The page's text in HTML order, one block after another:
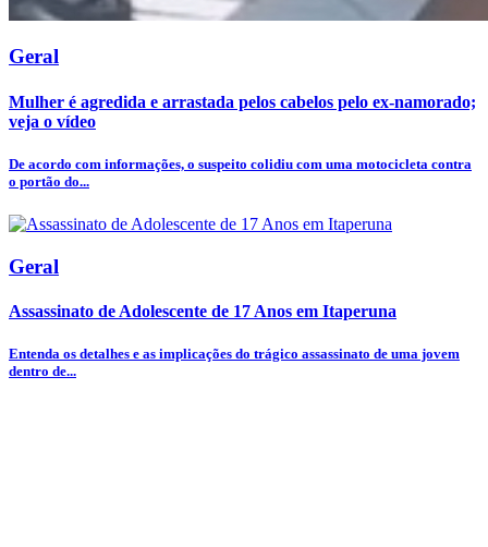
Geral
Mulher é agredida e arrastada pelos cabelos pelo ex-namorado;
veja o vídeo
De acordo com informações, o suspeito colidiu com uma motocicleta contra
o portão do...
Geral
Assassinato de Adolescente de 17 Anos em Itaperuna
Entenda os detalhes e as implicações do trágico assassinato de uma jovem
dentro de...